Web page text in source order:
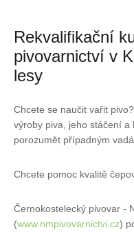
Rekvalifikační
pivovarnictví v
lesy
Chcete se naučit vařit
výroby piva, jeho stáčení a
porozumět případným
Chcete pomoc kvalitě
Černokostelecký pivovar -
(www.nmpivovarnictvi.cz)